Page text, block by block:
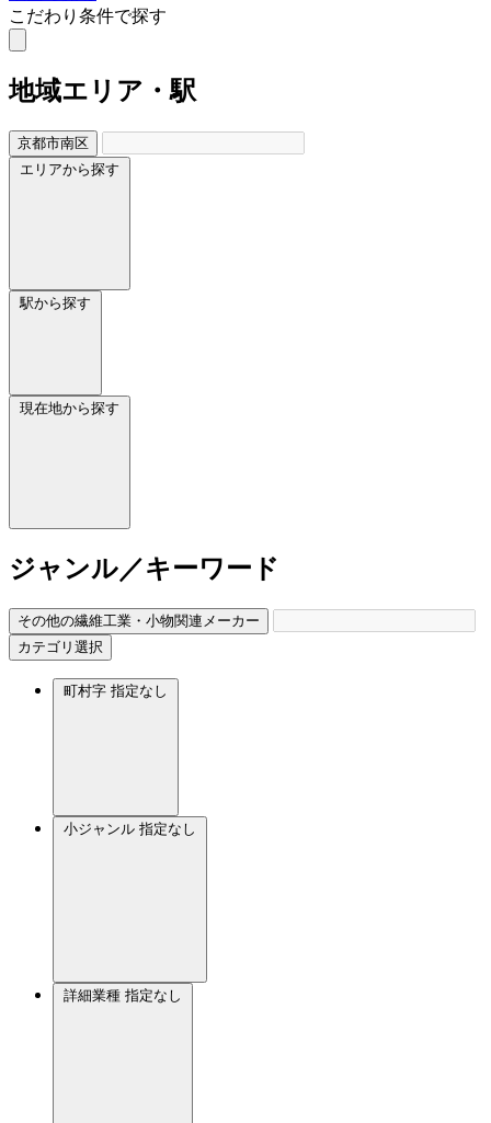
こだわり条件で探す
地域エリア・駅
京都市南区
エリアから探す
駅から探す
現在地から探す
ジャンル／キーワード
その他の繊維工業・小物関連メーカー
カテゴリ選択
町村字 指定なし
小ジャンル 指定なし
詳細業種 指定なし